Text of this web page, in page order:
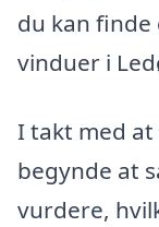
du kan
vinduer i
I takt med
begynde at
vurdere,